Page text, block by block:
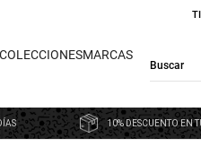
MARCAS
10% DESCUENTO EN